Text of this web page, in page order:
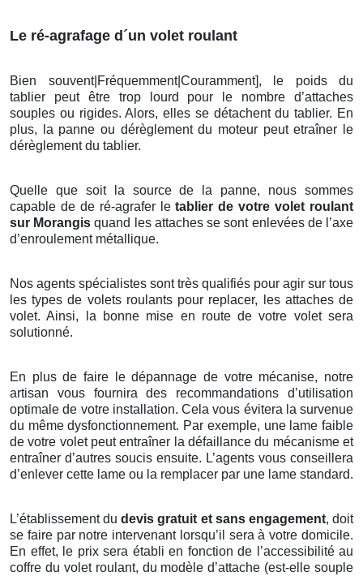
Le ré-agrafage d´un volet roulant
Bien souvent|Fréquemment|Couramment], le poids du
tablier peut être trop lourd pour le nombre d’attaches
souples ou rigides. Alors, elles se détachent du tablier. En
plus, la panne ou dérèglement du moteur peut etraîner le
dérèglement du tablier.
Quelle que soit la source de la panne, nous sommes
capable de de ré-agrafer letablier de votre volet roulant
sur Morangis quand les attaches se sont enlevées de l’axe
d’enroulement métallique.
Nos agents spécialistes sont très qualifiés pour agir sur tous
les types de volets roulants pour replacer, les attaches de
volet. Ainsi, la bonne mise en route de votre volet sera
solutionné.
En plus de faire le dépannage de votre mécanise, notre
artisan vous fournira des recommandations d’utilisation
optimale de votre installation. Cela vous évitera la survenue
du même dysfonctionnement. Par exemple, une lame faible
de votre volet peut entraîner la défaillance du mécanisme et
entraîner d’autres soucis ensuite. L’agents vous conseillera
d’enlever cette lame ou la remplacer par une lame standard.
L’établissement dudevis gratuit et sans engagement, doit
se faire par notre intervenant lorsqu’il sera à votre domicile.
En effet, le prix sera établi en fonction de l’accessibilité au
coffre du volet roulant, du modèle d’attache (est-elle souple